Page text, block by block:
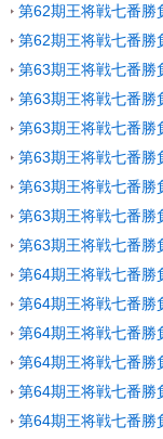
第62期王将戦七番勝
第62期王将戦七番勝
第63期王将戦七番勝
第63期王将戦七番勝
第63期王将戦七番勝
第63期王将戦七番勝
第63期王将戦七番勝
第63期王将戦七番勝
第63期王将戦七番勝
第64期王将戦七番勝
第64期王将戦七番勝
第64期王将戦七番勝
第64期王将戦七番勝
第64期王将戦七番勝
第64期王将戦七番勝